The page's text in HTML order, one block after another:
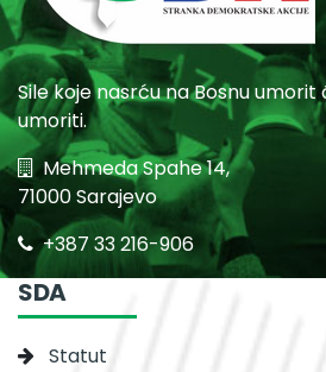
Sile koje nasrću na Bosnu umorit
umoriti.
Mehmeda Spahe 14,
71000 Sarajevo
+387 33 216-906
SDA
Statut